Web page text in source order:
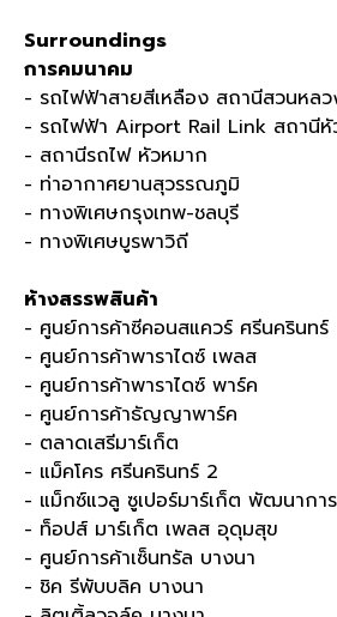
Surroundings
การคมนาคม
- รถไฟฟ้าสายสีเหลือง สถานีสวนหล
- รถไฟฟ้า Airport Rail Link สถานี
- สถานีรถไฟ หัวหมาก
- ท่าอากาศยานสุวรรณภูมิ
- ทางพิเศษกรุงเทพ-ชลบุรี
- ทางพิเศษบูรพาวิถี
ห้างสรรพสินค้า
- ศูนย์การค้าซีคอนสแควร์ ศรีนครินทร์
- ศูนย์การค้าพาราไดซ์ เพลส
- ศูนย์การค้าพาราไดซ์ พาร์ค
- ศูนย์การค้าธัญญาพาร์ค
- ตลาดเสรีมาร์เก็ต
- แม็คโคร ศรีนครินทร์ 2
- แม็กซ์แวลู ซูเปอร์มาร์เก็ต พัฒนาการ
- ท็อปส์ มาร์เก็ต เพลส อุดุมสุข
- ศูนย์การค้าเซ็นทรัล บางนา
- ชิค รีพับบลิค บางนา